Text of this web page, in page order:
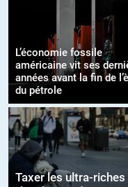
L’économie fossile
américaine vit ses
années avant la fin de
du pétrole
Taxer les ultra-riches